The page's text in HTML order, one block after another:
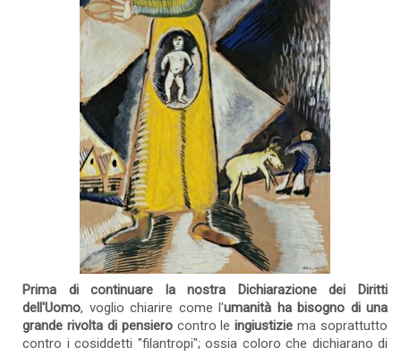
Prima di continuare la nostra Dichiarazione dei Diritti
dell'Uomo, voglio chiarire come l'umanità ha bisogno di una
grande rivolta di pensierocontro leingiustizie ma soprattutto
contro i cosiddetti "filantropi"; ossia coloro che dichiarano di